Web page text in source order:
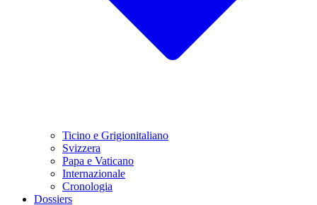
Ticino e Grigionitaliano
Svizzera
Papa e Vaticano
Internazionale
Cronologia
Dossiers